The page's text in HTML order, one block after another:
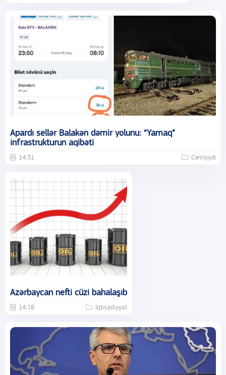
Apardı sellər Balakən dəmir yolunu: “Yamaq”
infrastrukturun aqibəti
14:31 Cəmiyyət
Azərbaycan nefti cüzi bahalaşıb
14:18 İqtisadiyyat